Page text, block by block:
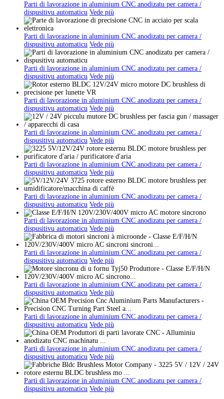
Parti di lavorazione in aluminium CNC anodizatu per camera /
dispusitivu automaticu Vede più
Parti di lavorazione in aluminium CNC anodizatu per camera /
dispusitivu automaticu Vede più
Parti di lavorazione in aluminium CNC anodizatu per camera /
dispusitivu automaticu Vede più
Parti di lavorazione in aluminium CNC anodizatu per camera /
dispusitivu automaticu Vede più
Parti di lavorazione in aluminium CNC anodizatu per camera /
dispusitivu automaticu Vede più
Parti di lavorazione in aluminium CNC anodizatu per camera /
dispusitivu automaticu Vede più
Parti di lavorazione in aluminium CNC anodizatu per camera /
dispusitivu automaticu Vede più
Parti di lavorazione in aluminium CNC anodizatu per camera /
dispusitivu automaticu Vede più
Parti di lavorazione in aluminium CNC anodizatu per camera /
dispusitivu automaticu Vede più
Parti di lavorazione in aluminium CNC anodizatu per camera /
dispusitivu automaticu Vede più
Parti di lavorazione in aluminium CNC anodizatu per camera /
dispusitivu automaticu Vede più
Parti di lavorazione in aluminium CNC anodizatu per camera /
dispusitivu automaticu Vede più
Parti di lavorazione in aluminium CNC anodizatu per camera /
dispusitivu automaticu Vede più